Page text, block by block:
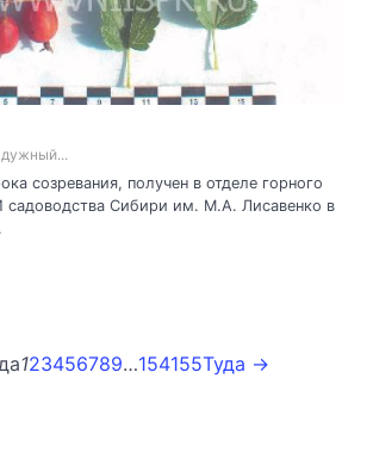
созревания, получен в отделе горного
садоводства Сибири им. М.А. Лисавенко в
123456789…154155Туда →